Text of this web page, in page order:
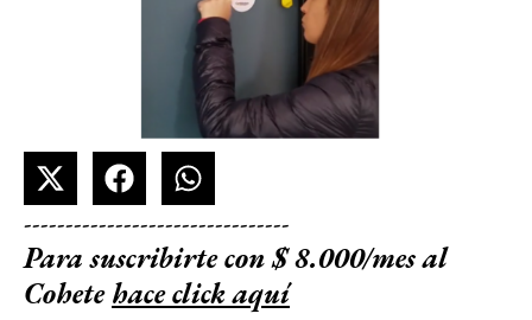
--------------------------------
Para suscribirte con $ 8.000/mes al
Cohetehace click aquí